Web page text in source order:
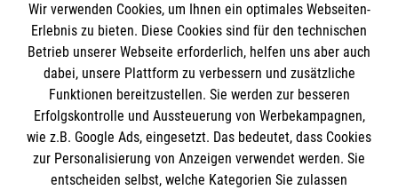
Impressum
Datenschutz
Barrierefreiheit
Kontakt
Presse
MPG Ansprechpartner
Den Beauftragten für Medizinproduktesicherheit
im Malteser Rettungsdienst und den
Einsatzdiensten der Malteser können Sie unter
Die Malteser
Wir verwenden Cookies, um Ihnen ein optimales Webseiten-
Erlebnis zu bieten. Diese Cookies sind für den technischen
Betrieb unserer Webseite erforderlich, helfen uns aber auch
dabei, unsere Plattform zu verbessern und zusätzliche
Funktionen bereitzustellen. Sie werden zur besseren
Erfolgskontrolle und Aussteuerung von Werbekampagnen,
wie z.B. Google Ads, eingesetzt. Das bedeutet, dass Cookies
zur Personalisierung von Anzeigen verwendet werden. Sie
entscheiden selbst, welche Kategorien Sie zulassen